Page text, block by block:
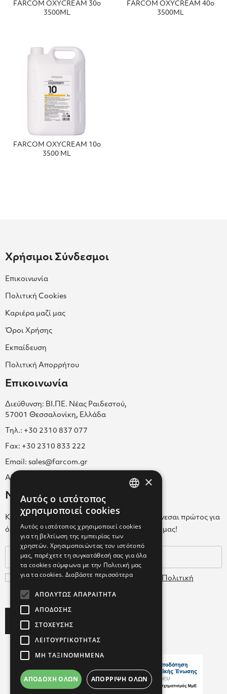
FΑRCΟΜ ΟΧΥCRΕΑΜ 30ο
3500ΜL
FΑRCΟΜ ΟΧΥCRΕΑΜ 40ο
3500ΜL
FΑRCΟΜ ΟΧΥCRΕΑΜ 10ο
3500 ΜL
Χρήσιμοι Σύνδεσμοι
Επικοινωνία
Πολιτική Cookies
Καριέρα μαζί μας
Όροι Χρήσης
Εκπαίδευση
Πολιτική Απορρήτου
Επικοινωνία
Διεύθυνση: ΒΙ.ΠΕ. Νέας Ραιδεστού,
57001 Θεσσαλονίκη, Ελλάδα
Τηλ.: +30 2310 837 077
Fax: +30 2310 833 222
Email: sales@farcom.gr
ΑΡ.Γ.Ε.ΜΗ. 038365205000
Newsletter
Κάνε εγγραφή στο Newsletter για να ενημερώνεσαι πρώτος για
όλα τα νέα μας και τα ολοκαίνουρια προϊόντα μας!
Συμφωνώ με τουςΌρους Χρήσης
Πολιτική
Δεδομένων
×
Αυτός ο ιστότοπος
χρησιμοποιεί cookies
Αυτός ο ιστότοπος χρησιμοποιεί cookies
για τη βελτίωση της εμπειρίας των
χρηστών. Χρησιμοποιώντας τον ιστότοπό
μας, παρέχετε τη συγκατάθεσή σας για όλα
τα cookies σύμφωνα με την Πολιτική μας
για τα cookies. Διαβάστε περισσότερα
ΑΠΟΛΎΤΩΣ ΑΠΑΡΑΊΤΗΤΑ
ΑΠΌΔΟΣΗΣ
ΣΤΌΧΕΥΣΗΣ
ΛΕΙΤΟΥΡΓΙΚΌΤΗΤΑΣ
ΜΗ ΤΑΞΙΝΟΜΗΜΈΝΑ
ΑΠΟΔΟΧΉ ΌΛΩΝ ΑΠΌΡΡΙΨΗ ΌΛΩΝ